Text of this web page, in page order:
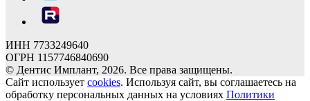
ИНН 7733249640
ОГРН 1157746840690
© Дентис Имплант, 2026. Все права защищены.
Сайт использует cookies. Используя сайт, вы соглашаетесь на
обработку персональных данных на условиях Политики